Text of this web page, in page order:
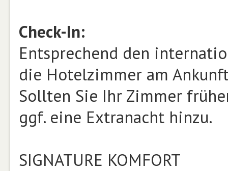
Check-In:
Entsprechend den
die Hotelzimmer am
Sollten Sie Ihr Zimmer
ggf. eine Extranacht hinzu.
SIGNATURE KOMFORT